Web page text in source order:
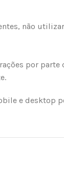
não
por
e desktop